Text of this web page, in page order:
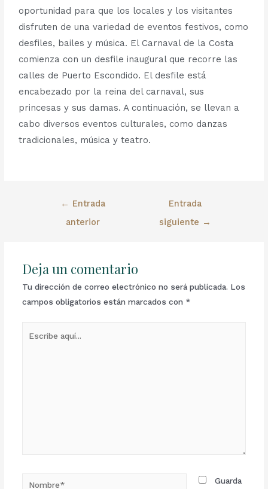
oportunidad para que los locales y los visitantes
disfruten de una variedad de eventos festivos, como
desfiles, bailes y música. El Carnaval de la Costa
comienza con un desfile inaugural que recorre las
calles de Puerto Escondido. El desfile está
encabezado por la reina del carnaval, sus
princesas y sus damas. A continuación, se llevan a
cabo diversos eventos culturales, como danzas
tradicionales, música y teatro.
← Entrada
anterior
Entrada
siguiente →
Deja un comentario
Tu dirección de correo electrónico no será publicada. Los
campos obligatorios están marcados con *
Guarda